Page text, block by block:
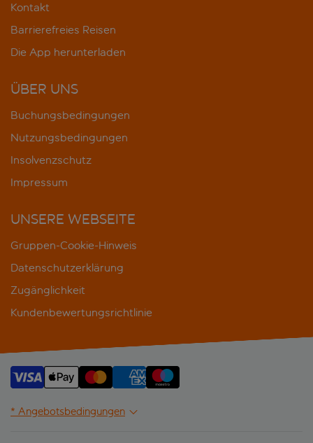
Kontakt
Barrierefreies Reisen
Die App herunterladen
ÜBER UNS
Buchungsbedingungen
Nutzungsbedingungen
Insolvenzschutz
Impressum
UNSERE WEBSEITE
Gruppen-Cookie-Hinweis
Datenschutzerklärung
Zugänglichkeit
Kundenbewertungsrichtlinie
* Angebotsbedingungen